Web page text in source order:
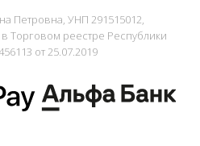
Петровна, УНП 291515012,
Торговом реестре Республики
от 25.07.2019